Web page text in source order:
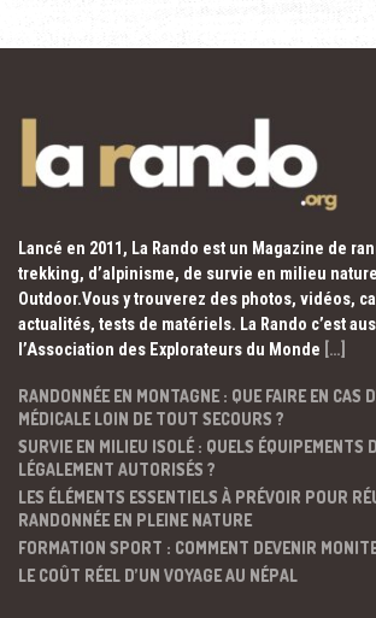
Lancé en 2011, La Rando est un Magazine de
trekking, d’alpinisme, de survie en milieu
Outdoor.Vous y trouverez des photos, vidéos,
actualités, tests de matériels. La Rando c’est
l’Association des Explorateurs du Monde […]
RANDONNÉE EN MONTAGNE : QUE FAIRE EN CAS
MÉDICALE LOIN DE TOUT SECOURS ?
SURVIE EN MILIEU ISOLÉ : QUELS ÉQUIPEMENTS
LÉGALEMENT AUTORISÉS ?
LES ÉLÉMENTS ESSENTIELS À PRÉVOIR POUR
RANDONNÉE EN PLEINE NATURE
FORMATION SPORT : COMMENT DEVENIR
LE COÛT RÉEL D’UN VOYAGE AU NÉPAL